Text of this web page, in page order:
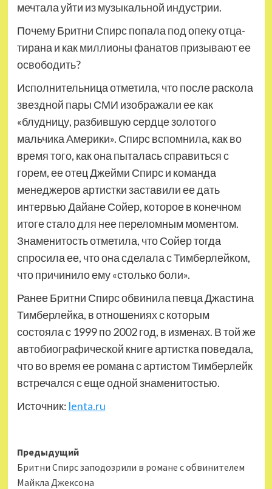
мечтала уйти из музыкальной индустрии.
Почему Бритни Спирс попала под опеку отца-
тирана и как миллионы фанатов призывают ее
освободить?
Исполнительница отметила, что после раскола
звездной пары СМИ изображали ее как
«блудницу, разбившую сердце золотого
мальчика Америки». Спирс вспомнила, как во
время того, как она пыталась справиться с
горем, ее отец Джейми Спирс и команда
менеджеров артистки заставили ее дать
интервью Дайане Сойер, которое в конечном
итоге стало для нее переломным моментом.
Знаменитость отметила, что Сойер тогда
спросила ее, что она сделала с Тимберлейком,
что причинило ему «столько боли».
Ранее Бритни Спирс обвинила певца Джастина
Тимберлейка, в отношениях с которым
состояла с 1999 по 2002 год, в изменах. В той же
автобиографической книге артистка поведала,
что во время ее романа с артистом Тимберлейк
встречался с еще одной знаменитостью.
Источник: lenta.ru
Навигация
записи
Предыдущий
Бритни Спирс заподозрили в романе с обвинителем
Майкла Джексона